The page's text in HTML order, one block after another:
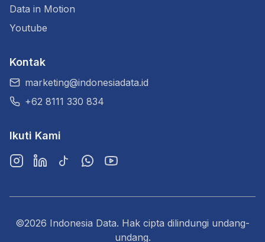
Data in Motion
Youtube
Kontak
marketing@indonesiadata.id
+62 8111 330 834
Ikuti Kami
InstagramLinkedInTikTokWhatsAppYouTube
©2026 Indonesia Data. Hak cipta dilindungi undang-
undang.